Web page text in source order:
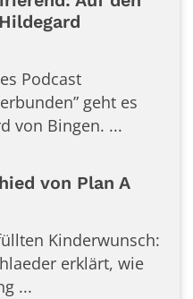
Podcast
geht es
von Bingen. ...
von Plan A
Kinderwunsch:
erklärt, wie
...